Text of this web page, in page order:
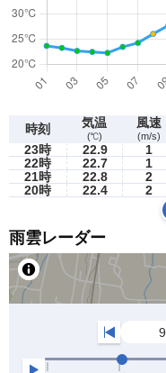
時刻 気温
(℃)
風速
(m/s)
23時 22.9 1
22時
22.7 1
21時
22.8 2
20時
22.4 2
雨雲レーダー